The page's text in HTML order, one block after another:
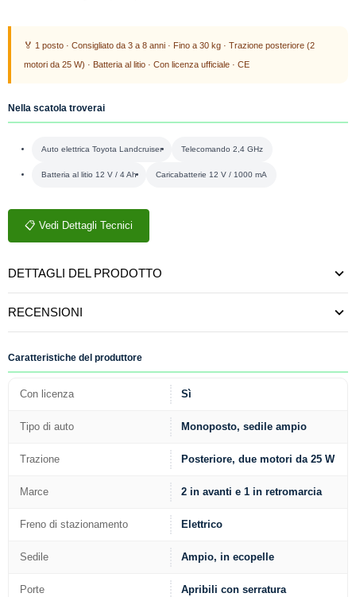
🏅 1 posto · Consigliato da 3 a 8 anni · Fino a 30 kg · Trazione posteriore (2
motori da 25 W) · Batteria al litio · Con licenza ufficiale · CE
Nella scatola troverai
Auto elettrica Toyota Landcruiser Telecomando 2,4 GHz
Batteria al litio 12 V / 4 Ah Caricabatterie 12 V / 1000 mA
📋 Vedi Dettagli Tecnici
DETTAGLI DEL PRODOTTO
RECENSIONI
Caratteristiche del produttore
Con licenza Sì
Tipo di auto Monoposto, sedile ampio
Trazione Posteriore, due motori da 25 W
Marce 2 in avanti e 1 in retromarcia
Freno di stazionamento Elettrico
Sedile Ampio, in ecopelle
Porte Apribili con serratura